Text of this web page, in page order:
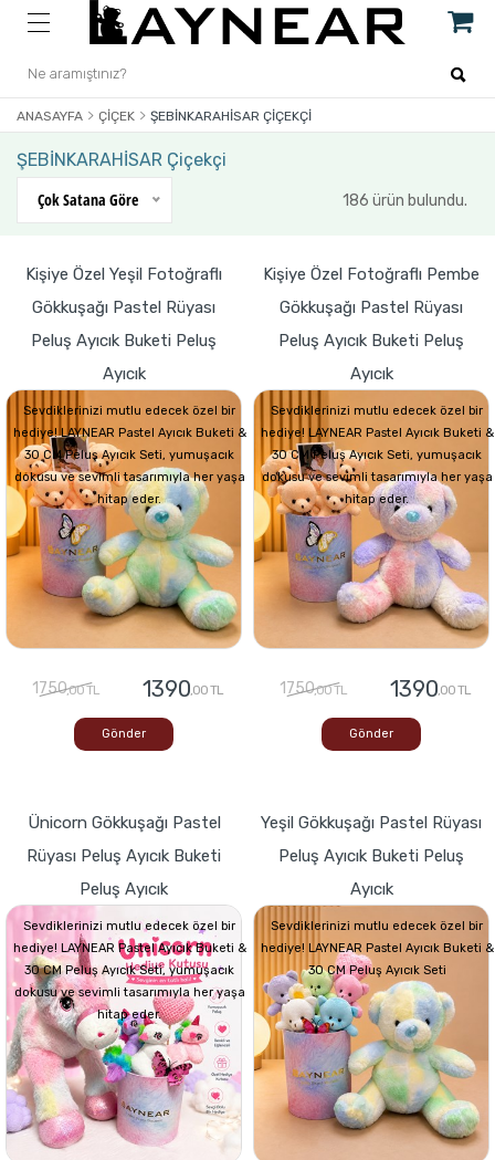
ANASAYFA ÇIÇEK ŞEBİNKARAHİSAR ÇIÇEKÇI
ŞEBİNKARAHİSAR Çiçekçi
Çok Satana Göre
186 ürün bulundu.
Kişiye Özel Yeşil Fotoğraflı
Gökkuşağı Pastel Rüyası
Peluş Ayıcık Buketi Peluş
Ayıcık
Sevdiklerinizi mutlu edecek özel bir
hediye! LAYNEAR Pastel Ayıcık Buketi &
30 CM Peluş Ayıcık Seti, yumuşacık
dokusu ve sevimli tasarımıyla her yaşa
hitap eder.
1750,00 TL 1390,00 TL
Gönder
Kişiye Özel Fotoğraflı Pembe
Gökkuşağı Pastel Rüyası
Peluş Ayıcık Buketi Peluş
Ayıcık
Sevdiklerinizi mutlu edecek özel bir
hediye! LAYNEAR Pastel Ayıcık Buketi &
30 CM Peluş Ayıcık Seti, yumuşacık
dokusu ve sevimli tasarımıyla her yaşa
hitap eder.
1750,00 TL 1390,00 TL
Gönder
Ünicorn Gökkuşağı Pastel
Rüyası Peluş Ayıcık Buketi
Peluş Ayıcık
Sevdiklerinizi mutlu edecek özel bir
hediye! LAYNEAR Pastel Ayıcık Buketi &
30 CM Peluş Ayıcık Seti, yumuşacık
dokusu ve sevimli tasarımıyla her yaşa
hitap eder.
Yeşil Gökkuşağı Pastel Rüyası
Peluş Ayıcık Buketi Peluş
Ayıcık
Sevdiklerinizi mutlu edecek özel bir
hediye! LAYNEAR Pastel Ayıcık Buketi &
30 CM Peluş Ayıcık Seti